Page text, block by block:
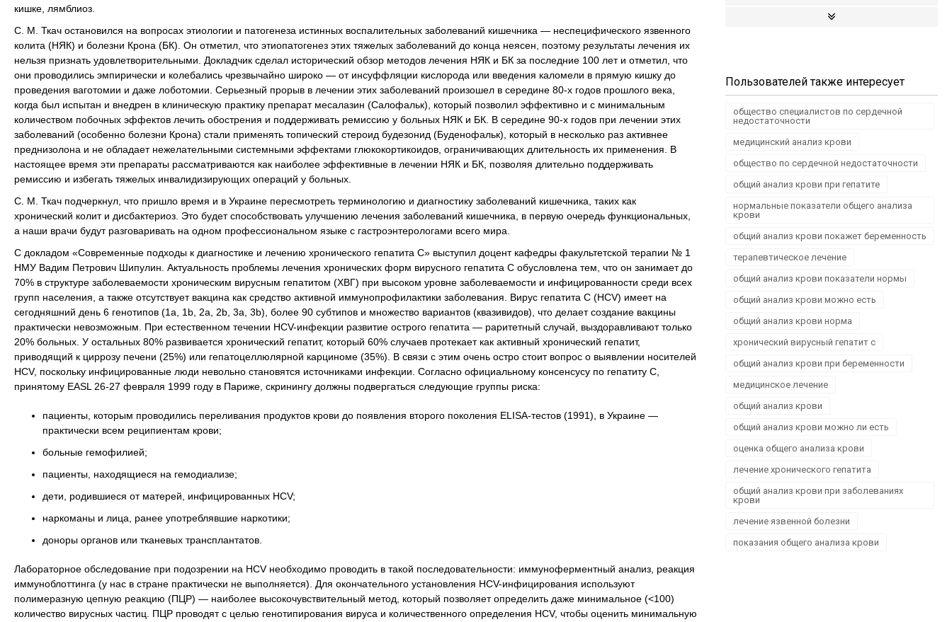
кишке, лямблиоз.
С. М. Ткач остановился на вопросах этиологии и патогенеза истинных воспалительных заболеваний кишечника — неспецифического язвенного
колита (НЯК) и болезни Крона (БК). Он отметил, что этиопатогенез этих тяжелых заболеваний до конца неясен, поэтому результаты лечения их
нельзя признать удовлетворительными. Докладчик сделал исторический обзор методов лечения НЯК и БК за последние 100 лет и отметил, что
они проводились эмпирически и колебались чрезвычайно широко — от инсуффляции кислорода или введения каломели в прямую кишку до
проведения ваготомии и даже лоботомии. Серьезный прорыв в лечении этих заболеваний произошел в середине 80-х годов прошлого века,
когда был испытан и внедрен в клиническую практику препарат месалазин (Салофальк), который позволил эффективно и с минимальным
количеством побочных эффектов лечить обострения и поддерживать ремиссию у больных НЯК и БК. В середине 90-х годов при лечении этих
заболеваний (особенно болезни Крона) стали применять топический стероид будезонид (Буденофальк), который в несколько раз активнее
преднизолона и не обладает нежелательными системными эффектами глюкокортикоидов, ограничивающих длительность их применения. В
настоящее время эти препараты рассматриваются как наиболее эффективные в лечении НЯК и БК, позволяя длительно поддерживать
ремиссию и избегать тяжелых инвалидизирующих операций у больных.
С. М. Ткач подчеркнул, что пришло время и в Украине пересмотреть терминологию и диагностику заболеваний кишечника, таких как
хронический колит и дисбактериоз. Это будет способствовать улучшению лечения заболеваний кишечника, в первую очередь функциональных,
а наши врачи будут разговаривать на одном профессиональном языке с гастроэнтерологами всего мира.
С докладом «Современные подходы к диагностике и лечению хронического гепатита С» выступил доцент кафедры факультетской терапии № 1
НМУ Вадим Петрович Шипулин. Актуальность проблемы лечения хронических форм вирусного гепатита С обусловлена тем, что он занимает до
70% в структуре заболеваемости хроническим вирусным гепатитом (ХВГ) при высоком уровне заболеваемости и инфицированности среди всех
групп населения, а также отсутствует вакцина как средство активной иммунопрофилактики заболевания. Вирус гепатита С (HCV) имеет на
сегодняшний день 6 генотипов (1а, 1b, 2а, 2b, 3а, 3b), более 90 субтипов и множество вариантов (квазивидов), что делает создание вакцины
практически невозможным. При естественном течении HCV-инфекции развитие острого гепатита — раритетный случай, выздоравливают только
20% больных. У остальных 80% развивается хронический гепатит, который 60% случаев протекает как активный хронический гепатит,
приводящий к циррозу печени (25%) или гепатоцеллюлярной карциноме (35%). В связи с этим очень остро стоит вопрос о выявлении носителей
HCV, поскольку инфицированные люди невольно становятся источниками инфекции. Согласно официальному консенсусу по гепатиту С,
принятому EASL 26-27 февраля 1999 году в Париже, скринингу должны подвергаться следующие группы риска:
пациенты, которым проводились переливания продуктов крови до появления второго поколения ELISA-тестов (1991), в Украине —
практически всем реципиентам крови;
больные гемофилией;
пациенты, находящиеся на гемодиализе;
дети, родившиеся от матерей, инфицированных HCV;
наркоманы и лица, ранее употреблявшие наркотики;
доноры органов или тканевых трансплантатов.
Лабораторное обследование при подозрении на HCV необходимо проводить в такой последовательности: иммуноферментный анализ, реакция
иммуноблоттинга (у нас в стране практически не выполняется). Для окончательного установления HCV-инфицирования используют
полимеразную цепную реакцию (ПЦР) — наиболее высокочувствительный метод, который позволяет определить даже минимальное (<100)
количество вирусных частиц. ПЦР проводят с целью генотипирования вируса и количественного определения HCV, чтобы оценить минимальную
Ендокринологія. Цукровий діабет
Неврологія
Отоларингологія
Офтальмологія
Проктологія
Травматологія і ортопедія
Урологія і нефрологія
Пользователей также интересует
общество специалистов по сердечной
недостаточности
медицинский анализ крови
общество по сердечной недостаточности
общий анализ крови при гепатите
нормальные показатели общего анализа
крови
общий анализ крови покажет беременность
терапевтическое лечение
общий анализ крови показатели нормы
общий анализ крови можно есть
общий анализ крови норма
хронический вирусный гепатит с
общий анализ крови при беременности
медицинское лечение
общий анализ крови
общий анализ крови можно ли есть
оценка общего анализа крови
лечение хронического гепатита
общий анализ крови при заболеваниях
крови
лечение язвенной болезни
показания общего анализа крови